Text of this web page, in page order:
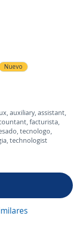
Nuevo
auxiliary, assistant,
facturista,
tecnologo,
technologist